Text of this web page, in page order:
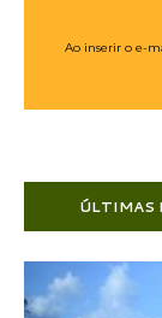
Ao inserir o e-
ÚLTIMAS